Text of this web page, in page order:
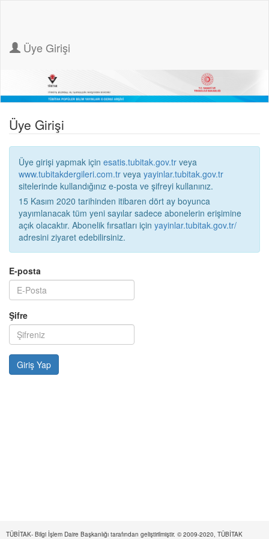
Üye Girişi
Üye Girişi
Üye girişi yapmak için esatis.tubitak.gov.tr veya
www.tubitakdergileri.com.tr veya yayinlar.tubitak.gov.tr
sitelerinde kullandığınız e-posta ve şifreyi kullanınız.
15 Kasım 2020 tarihinden itibaren dört ay boyunca
yayımlanacak tüm yeni sayılar sadece abonelerin erişimine
açık olacaktır. Abonelik fırsatları için yayinlar.tubitak.gov.tr/
adresini ziyaret edebilirsiniz.
E-posta
Şifre
TÜBİTAK- Bilgi İşlem Daire Başkanlığı tarafından geliştirilmiştir. © 2009-2020, TÜBİTAK